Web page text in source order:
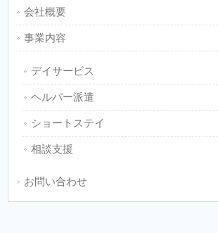
会社概要
事業内容
デイサービス
ヘルパー派遣
ショートステイ
相談支援
お問い合わせ